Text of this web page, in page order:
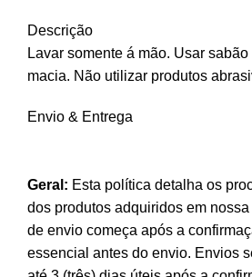
Descrição
Lavar somente á mão. Usar
macia. Não utilizar produtos
Envio & Entrega
Geral: Esta política detalha os
dos produtos adquiridos em
de envio começa após a
essencial antes do envio. Envios